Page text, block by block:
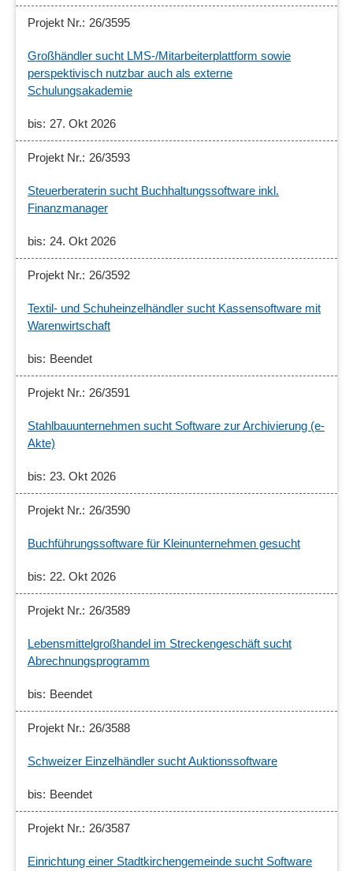
26/3595
Großhändler sucht LMS-/Mitarbeiterplattform sowie
perspektivisch nutzbar auch als externe
Schulungsakademie
27. Okt 2026
26/3593
Steuerberaterin sucht Buchhaltungssoftware inkl.
Finanzmanager
24. Okt 2026
26/3592
Textil- und Schuheinzelhändler sucht Kassensoftware mit
Warenwirtschaft
Beendet
26/3591
Stahlbauunternehmen sucht Software zur Archivierung (e-
Akte)
23. Okt 2026
26/3590
Buchführungssoftware für Kleinunternehmen gesucht
22. Okt 2026
26/3589
Lebensmittelgroßhandel im Streckengeschäft sucht
Abrechnungsprogramm
Beendet
26/3588
Schweizer Einzelhändler sucht Auktionssoftware
Beendet
26/3587
Einrichtung einer Stadtkirchengemeinde sucht Software